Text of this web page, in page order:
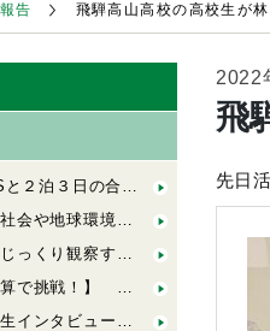
告 飛騨高山高校の高校生が
合同合宿！「FbSのためのデザインキャンプ」
境を良くする会社「シネジックさん」視察
観察する「植物観察の基礎」
！】 木造の許容応力度計算（２）
ュー】 ６歳から100歳までの居場所を創る
2022
飛
先日